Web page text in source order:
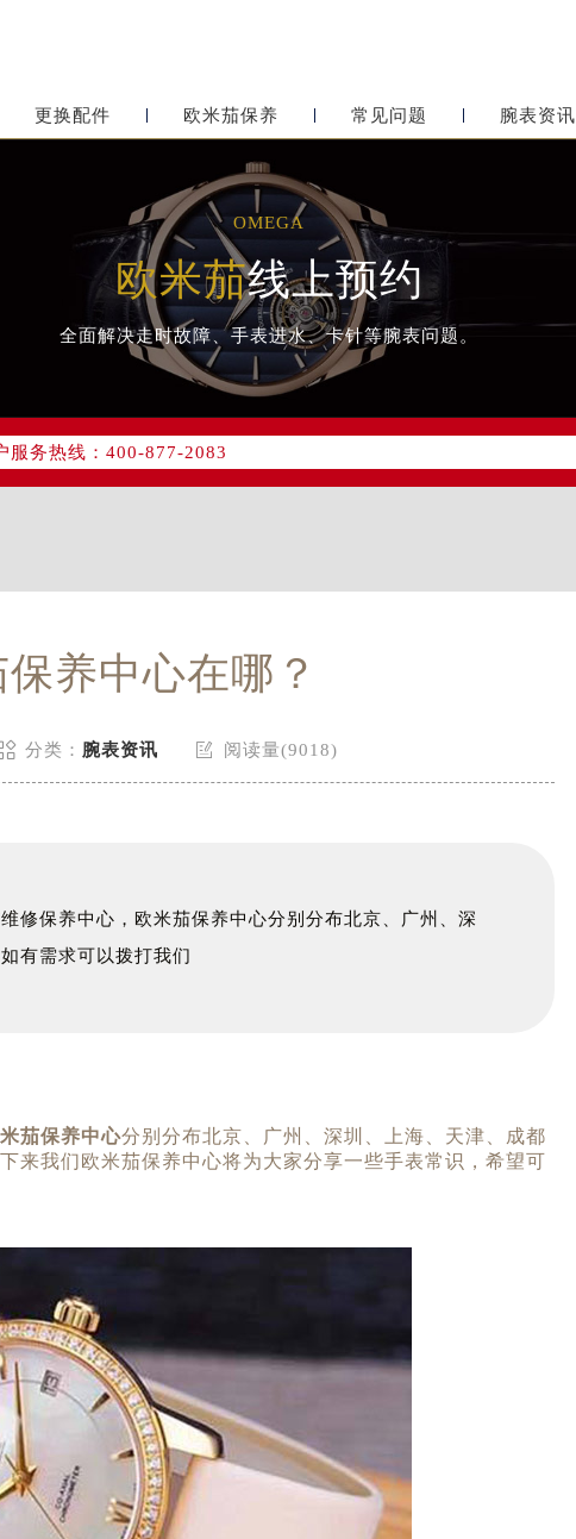
更换配件 欧米茄保养 常见问题 腕表资讯
OMEGA
欧米茄线上预约
全面解决走时故障、手表进水、卡针等腕表问题。
服务热线：400-877-2083
点地址：
写字楼24层2406B室（需提前预约）
养中心在哪？
分类： 腕表资讯  阅读量(9018)
修保养中心，欧米茄保养中心分别分布北京、广州、深
有需求可以拨打我们
茄保养中心分别分布北京、广州、深圳、上海、天津、成都
来我们欧米茄保养中心将为大家分享一些手表常识，希望可